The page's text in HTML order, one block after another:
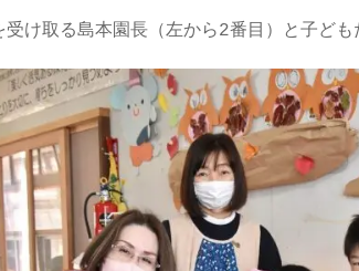
受け取る島本園長（左から2番目）と子ども